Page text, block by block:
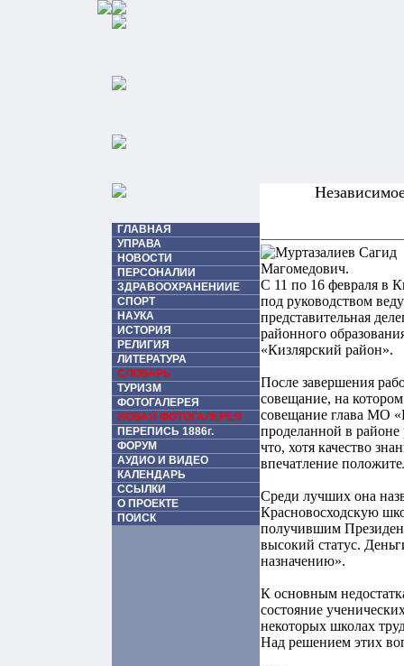
ГЛАВНАЯ
УПРАВА
НОВОСТИ
ПЕРСОНАЛИИ
ЗДРАВООХРАНЕНИИЕ
СПОРТ
НАУКА
ИСТОРИЯ
РЕЛИГИЯ
ЛИТЕРАТУРА
СЛОВАРЬ
ТУРИЗМ
ФОТОГАЛЕРЕЯ
НОВАЯ ФОТОГАЛЕРЕЯ
ПЕРЕПИСЬ 1886г.
ФОРУМ
АУДИО И ВИДЕО
КАЛЕНДАРЬ
ССЫЛКИ
О ПРОЕКТЕ
ПОИСК
С 11 по 16 февраля в
под руководством
представительная
районного
«Кизлярский район».
После завершения
совещание, на
совещание глава МО
проделанной в районе
что, хотя качество
впечатление
Среди лучших она
Красновосходскую
получившим
высокий статус.
назначению».
К основным
состояние
некоторых школах
Над решением этих